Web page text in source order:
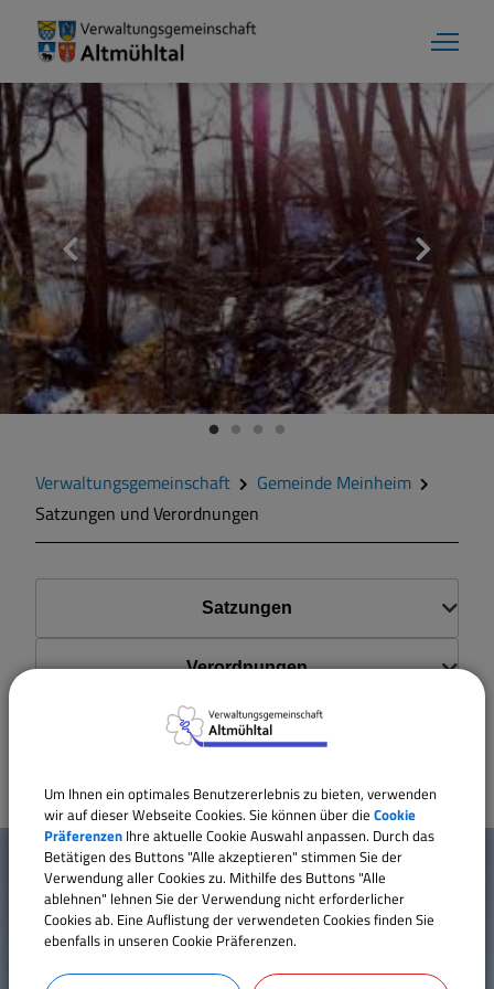
Aktuelles
Verwaltungsgemeinschaft
Gemeinde Alesheim
Markt Markt Berolzheim
Gemeinde Meinheim
Verwaltungsgemeinschaft
Gemeinde Meinheim
Satzungen und Verordnungen
Satzungen
Verordnungen
Richtlinien
W
c
Mehr entdecken
Kontakt
Inhaltsverzeichnis
Impressum
Um Ihnen ein optimales Benutzererlebnis zu bieten, verwenden
wir auf dieser Webseite Cookies. Sie können über die Cookie
Präferenzen Ihre aktuelle Cookie Auswahl anpassen. Durch das
Betätigen des Buttons "Alle akzeptieren" stimmen Sie der
Verwendung aller Cookies zu. Mithilfe des Buttons "Alle
ablehnen" lehnen Sie der Verwendung nicht erforderlicher
Cookies ab. Eine Auflistung der verwendeten Cookies finden Sie
ebenfalls in unseren Cookie Präferenzen.